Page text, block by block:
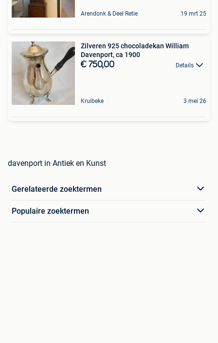
Arendonk & Deel Retie 19 mrt 25
Zilveren 925 chocoladekan William
Davenport, ca 1900
€ 750,00 Details
Kruibeke 3 mei 26
davenport in Antiek en Kunst
Gerelateerde zoektermen
Populaire zoektermen